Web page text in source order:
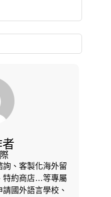
者
、客製化海外留
特約商店…等專屬
國外語言學校、